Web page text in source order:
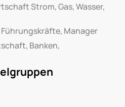
Strom, Gas, Wasser,
Manager
Banken,